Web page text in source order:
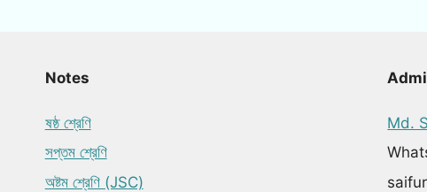
Notes
ষষ্ঠ শ্রেণি
সপ্তম শ্রেণি
অষ্টম শ্রেণি (JSC)
Md.